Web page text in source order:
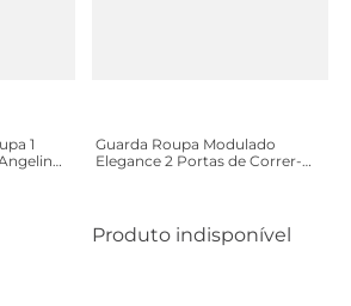
1
Guarda Roupa Modulado
Elegance 2 Portas de Correr-
Produto indisponível